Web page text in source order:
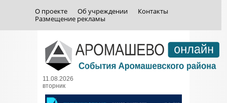
О проекте Об учреждении
Контакты
Размещение рекламы
11.08.2026
вторник